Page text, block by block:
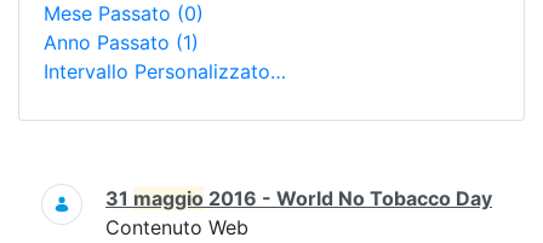
Mese Passato (0)
Anno Passato (1)
Intervallo Personalizzato…
Ricerca
31 maggio 2016 - World No Tobacco Day
Contenuto Web